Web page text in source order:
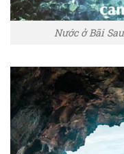
Nước ở Bãi